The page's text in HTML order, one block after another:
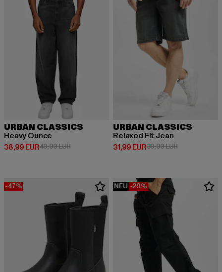
URBAN CLASSICS
Heavy Ounce
38,99 EUR
Derzeitiger Preis: 38,99 EUR
49,99 EURAktionspreis: 49,99 EUR
URBAN CLASSICS
Relaxed Fit Jean
31,99 EUR
Derzeitiger Preis: 31,99 EUR
39,99 EURAktionspreis:
-47% NEU -29%